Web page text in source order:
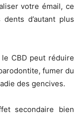
votre émail, ce
d’autant plus
CBD peut réduire
fumer du
des gencives.
secondaire bien